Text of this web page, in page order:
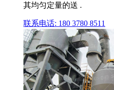
其均匀定量的送 .
联系电话: 180 3780 8511